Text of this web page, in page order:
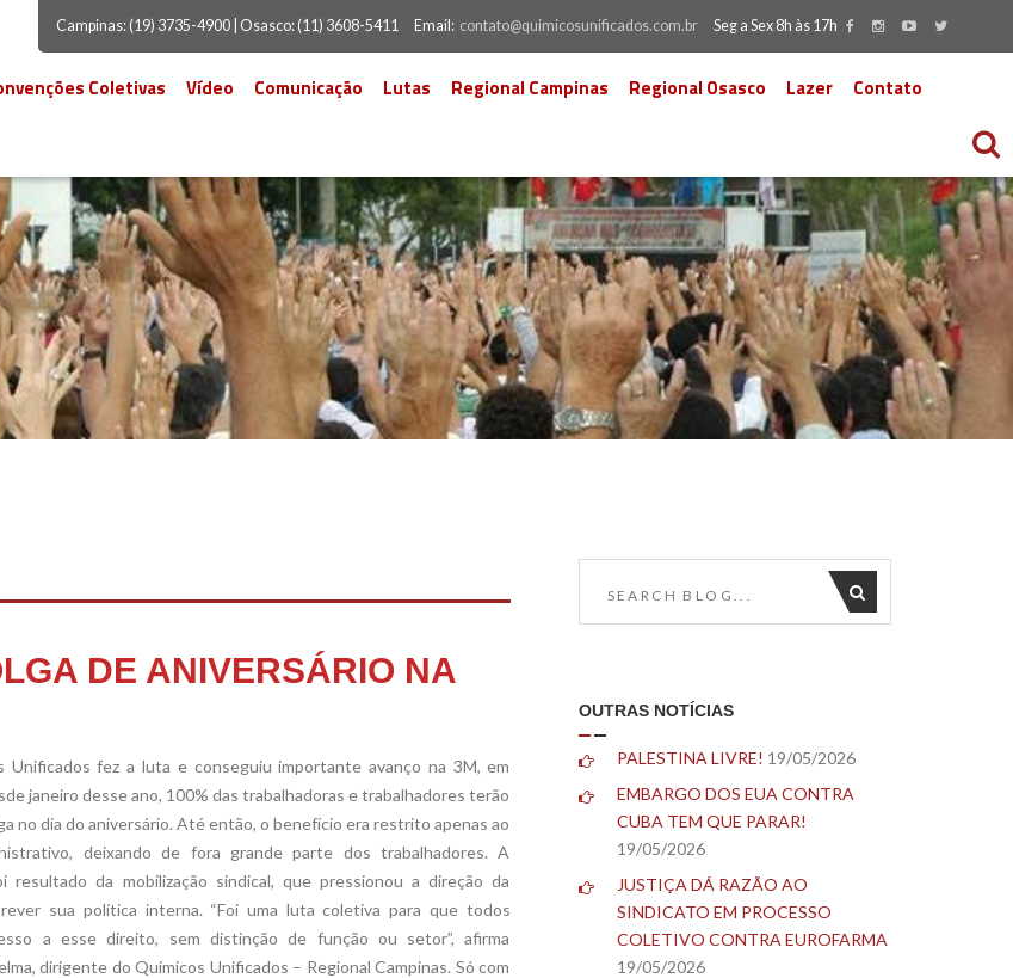
Campinas: (19) 3735-4900 | Osasco: (11) 3608-5411 Email: contato@quimicosunificados.com.br Seg a Sex 8h às 17h
Coletivas Vídeo Comunicação Lutas Regional Campinas Regional Osasco Lazer
Contato
DE ANIVERSÁRIO NA
Unificados fez a luta e conseguiu importante avanço na 3M, em
janeiro desse ano, 100% das trabalhadoras e trabalhadores terão
no dia do aniversário. Até então, o benefício era restrito apenas ao
deixando de fora grande parte dos trabalhadores. A
resultado da mobilização sindical, que pressionou a direção da
sua política interna. “Foi uma luta coletiva para que todos
a esse direito, sem distinção de função ou setor”, afirma
dirigente do Químicos Unificados – Regional Campinas. Só com
OUTRAS NOTÍCIAS
PALESTINA LIVRE! 19/05/2026
EMBARGO DOS EUA CONTRA
CUBA TEM QUE PARAR!
19/05/2026
JUSTIÇA DÁ RAZÃO AO
SINDICATO EM PROCESSO
COLETIVO CONTRA EUROFARMA
19/05/2026